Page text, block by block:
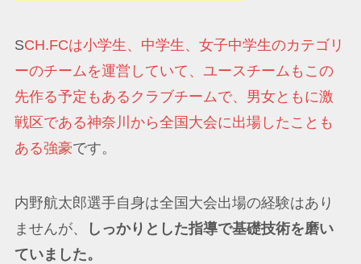
SCH.FCは小学生、中学生、女子中学生のカテゴリ
ーのチームを運営していて、ユースチームもこの
先作る予定もあるクラブチームで、男女ともに激
戦区である神奈川から全国大会に出場したことも
ある強豪です。
内野航太郎選手自身は全国大会出場の経験はあり
ませんが、
しっかりとした指導で基礎技術を磨い
ていました。